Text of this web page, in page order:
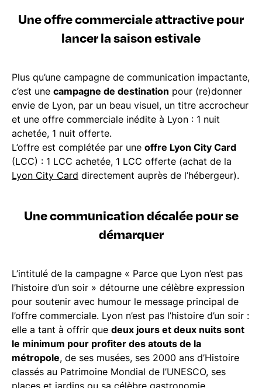
Une offre commerciale attractive pour
lancer la saison estivale
Plus qu’une campagne de communication impactante,
c’est une campagne de destination pour (re)donner
envie de Lyon, par un beau visuel, un titre accrocheur
et une offre commerciale inédite à Lyon : 1 nuit
achetée, 1 nuit offerte.
L’offre est complétée par une offre Lyon City Card
(LCC) : 1 LCC achetée, 1 LCC offerte (achat de la
Lyon City Card directement auprès de l’hébergeur).
Une communication décalée pour se
démarquer
L’intitulé de la campagne « Parce que Lyon n’est pas
l’histoire d’un soir » détourne une célèbre expression
pour soutenir avec humour le message principal de
l’offre commerciale. Lyon n’est pas l’histoire d’un soir :
elle a tant à offrir que deux jours et deux nuits sont
le minimum pour profiter des atouts de la
métropole, de ses musées, ses 2000 ans d’Histoire
classés au Patrimoine Mondial de l’UNESCO, ses
places et jardins ou sa célèbre gastronomie.